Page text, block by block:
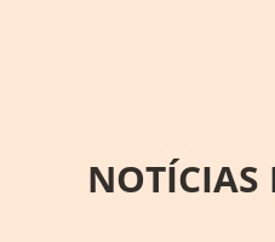
NOTÍCIAS